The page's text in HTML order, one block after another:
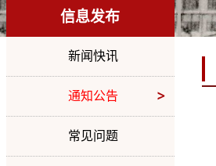
信息发布
新闻快讯
通知公告
常见问题